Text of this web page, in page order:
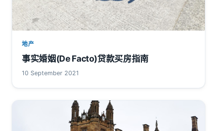
地产
事实婚姻(De Facto)贷款买房指南
10 September 2021